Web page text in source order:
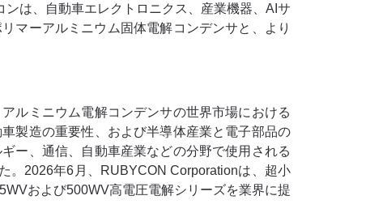
は、自動車エレクトロニクス、産業機器、AIサ
マーアルミニウム固体電解コンデンサと、より
アルミニウム電解コンデンサの世界市場における
製造の重要性、および半導体産業と電子部品の
ー、通信、自動車産業などの分野で使用される
。2026年6月、RUBYCON Corporationは、超小
および500WV高電圧電解シリーズを業界に提